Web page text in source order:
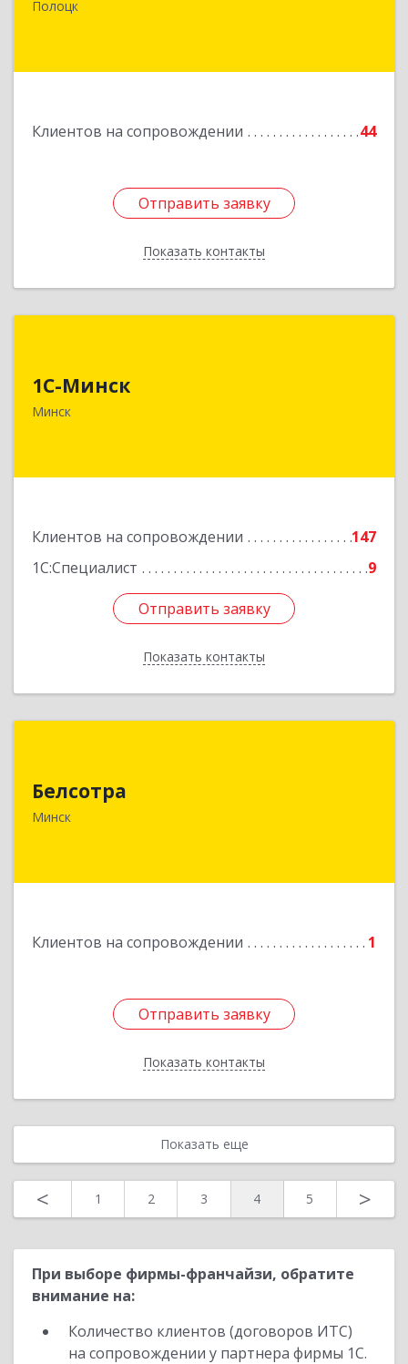
Полоцк
Клиентов на сопровождении 44
Отправить заявку
Показать контакты
Отправить заявку
Назад
1С-Минск
Минск
Клиентов на сопровождении
147
1С:Специалист
9
Отправить заявку
Показать контакты
220125, г. Минск, ул. Шафарнянская, д. 11, ком.
Отправить заявку
Назад
Белсотра
Минск
Клиентов на сопровождении 1
Отправить заявку
Показать контакты
Отправить заявку
Назад
Показать еще
< 1 2 3 4 5 >
При выборе фирмы-франчайзи, обратите
внимание на:
Количество клиентов (договоров ИТС)
на сопровождении у партнера фирмы 1С.